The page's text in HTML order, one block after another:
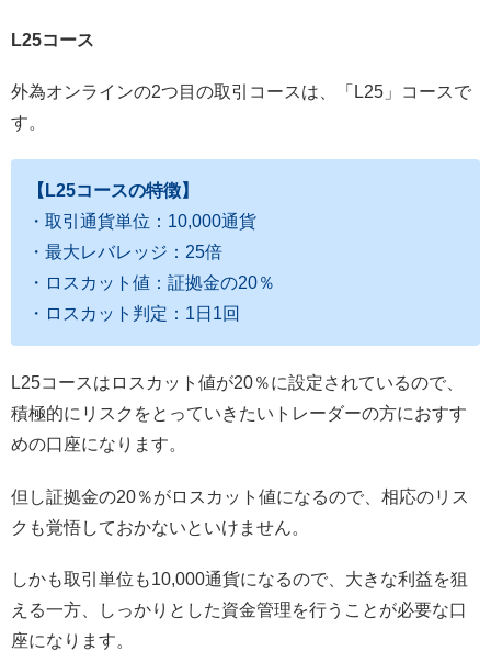
L25コース
外為オンラインの2つ目の取引コースは、「L25」コースで
す。
【L25コースの特徴】
・取引通貨単位：10,000通貨
・最大レバレッジ：25倍
・ロスカット値：証拠金の20％
・ロスカット判定：1日1回
L25コースはロスカット値が20％に設定されているので、
積極的にリスクをとっていきたいトレーダーの方におすす
めの口座になります。
但し証拠金の20％がロスカット値になるので、相応のリス
クも覚悟しておかないといけません。
しかも取引単位も10,000通貨になるので、大きな利益を狙
える一方、しっかりとした資金管理を行うことが必要な口
座になります。